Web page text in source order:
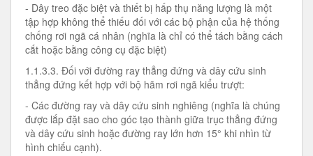
- Dây treo đặc biệt và thiết bị hấp thụ năng lượng là một
tập hợp không thể thiếu đối với các bộ phận của hệ thống
chống rơi ngã cá nhân (nghĩa là chỉ có thể tách bằng cách
cắt hoặc bằng công cụ đặc biệt)
1.1.3.3. Đối với đường ray thẳng đứng và dây cứu sinh
thẳng đứng kết hợp với bộ hãm rơi ngã kiểu trượt:
- Các đường ray và dây cứu sinh nghiêng (nghĩa là chúng
được lắp đặt sao cho góc tạo thành giữa trục thẳng đứng
và dây cứu sinh hoặc đường ray lớn hơn 15° khi nhìn từ
hình chiếu cạnh).